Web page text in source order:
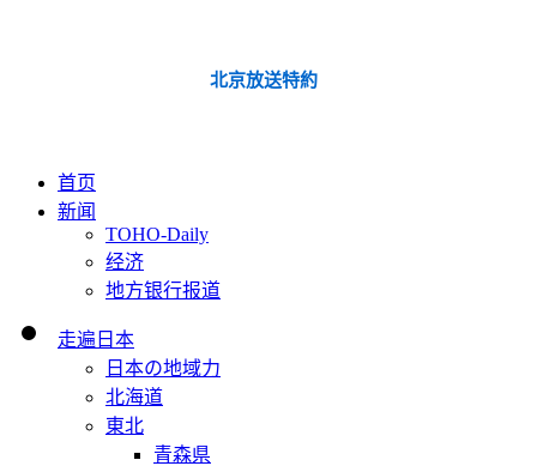
北京放送特約
首页
新闻
TOHO-Daily
经济
地方银行报道
走遍日本
日本の地域力
北海道
東北
青森県